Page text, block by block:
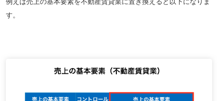
す。